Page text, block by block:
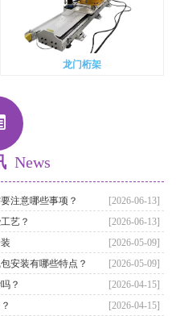
龙门桁架
News
[2026-06-13]
注意哪些事项？
[2026-06-13]
艺？
[2026-05-09]
[2026-05-09]
安装有哪些特点？
[2026-04-15]
？
[2026-04-15]